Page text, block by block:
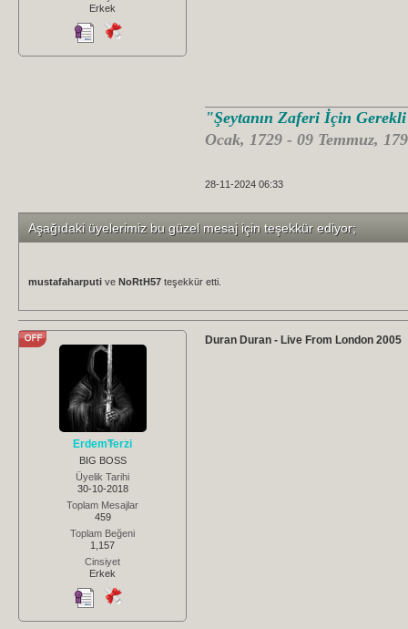
Erkek
"Şeytanın Zaferi İçin
Ocak, 1729 - 09 Temmuz,
28-11-2024 06:33
Aşağıdaki üyelerimiz bu güzel mesaj için teşekkür ediyor;
mustafaharputi ve NoRtH57 teşekkür etti.
ErdemTerzi
BIG BOSS
Üyelik Tarihi
30-10-2018
Toplam Mesajlar
459
Toplam Beğeni
1,157
Cinsiyet
Erkek
Duran Duran - Live From London 2005